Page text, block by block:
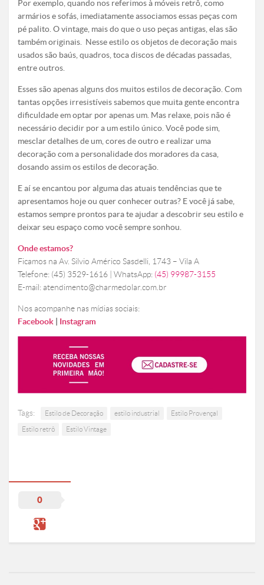
Por exemplo, quando nos referimos à móveis retrô, como
armários e sofás, imediatamente associamos essas peças com
pé palito. O vintage, mais do que o uso peças antigas, elas são
também originais. Nesse estilo os objetos de decoração mais
usados são baús, quadros, toca discos de décadas passadas,
entre outros.
Esses são apenas alguns dos muitos estilos de decoração. Com
tantas opções irresistíveis sabemos que muita gente encontra
dificuldade em optar por apenas um. Mas relaxe, pois não é
necessário decidir por a um estilo único. Você pode sim,
mesclar detalhes de um, cores de outro e realizar uma
decoração com a personalidade dos moradores da casa,
dosando assim os estilos de decoração.
E aí se encantou por alguma das atuais tendências que te
apresentamos hoje ou quer conhecer outras? E você já sabe,
estamos sempre prontos para te ajudar a descobrir seu estilo e
deixar seu espaço como você sempre sonhou.
Onde estamos?
Ficamos na Av. Silvio Américo Sasdelli, 1743 – Vila A
Telefone: (45) 3529-1616 | WhatsApp: (45) 99987-3155
E-mail: atendimento@charmedolar.com.br
Nos acompanhe nas mídias sociais:
Facebook
Instagram
Tags: Estilo de Decoração estilo industrial Estilo Provençal
Estilo retrô Estilo Vintage
0